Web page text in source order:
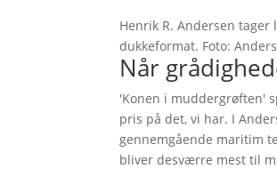
Henrik R. Andersen
dukkeformat. Foto:
Når
'Konen i muddergrøften'
pris på det, vi har. I
gennemgående maritim
bliver desværre mest til